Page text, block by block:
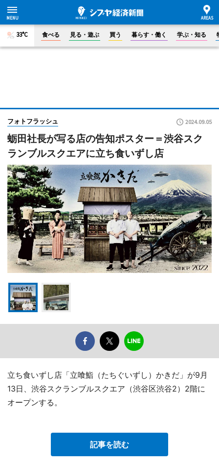
33°C 食べる 見る・遊ぶ 買う 暮らす・働く 学ぶ・知る
フォトフラッシュ 2024.09.05
蛎田社長が写る店の告知ポスター＝渋谷スク
ランブルスクエアに立ち食いずし店
立ち食いずし店「立喰鮨（たちぐいずし）かきだ」が9月
13日、渋谷スクランブルスクエア（渋谷区渋谷2）2階に
オープンする。
記事を読む